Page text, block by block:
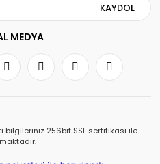
KAYDOL
MEDYA
bilgileriniz 256bit SSL sertifikası ile